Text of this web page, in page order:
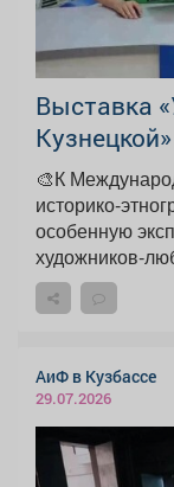
Выставка
🎨К
особенную
АиФ в Кузбассе
29.07.2026